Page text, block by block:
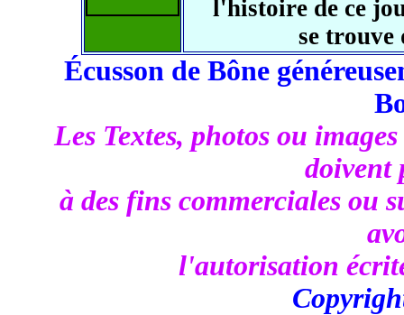
l'histoire de ce
se trouve
Écusson de Bône
Les Textes, photos ou
doivent
à des fins commerciales ou
l'autorisation